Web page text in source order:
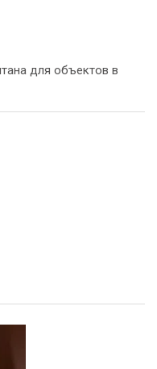
для объектов в